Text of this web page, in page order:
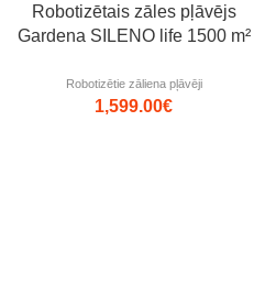
Robotizētais zāles pļāvējs
Gardena SILENO life 1500 m²
Robotizētie zāliena pļāvēji
1,599.00€